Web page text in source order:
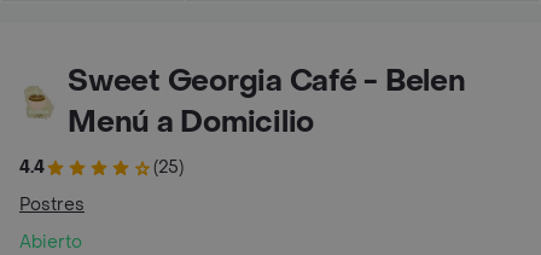
Sweet Georgia Café - Belen
Menú a Domicilio
4.4
(25)
Postres
Abierto